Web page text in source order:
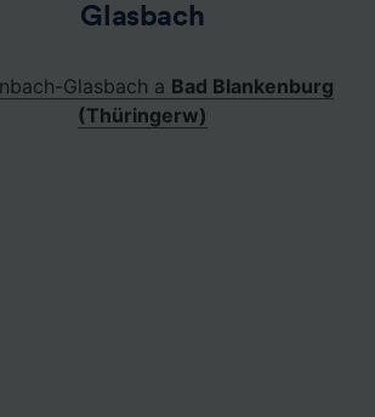
Glasbach
Glasbach a Bad Blankenburg
(Thüringerw)